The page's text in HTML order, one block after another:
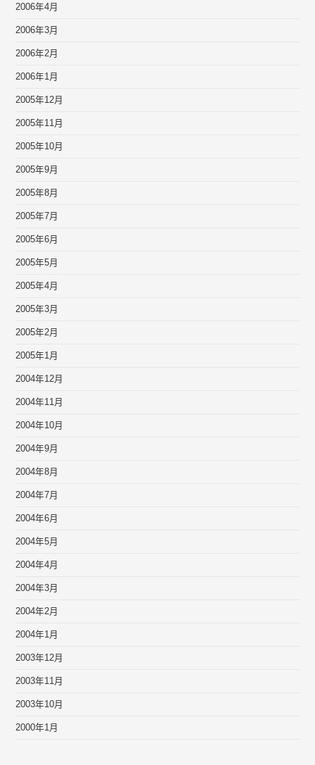
2006年4月
2006年3月
2006年2月
2006年1月
2005年12月
2005年11月
2005年10月
2005年9月
2005年8月
2005年7月
2005年6月
2005年5月
2005年4月
2005年3月
2005年2月
2005年1月
2004年12月
2004年11月
2004年10月
2004年9月
2004年8月
2004年7月
2004年6月
2004年5月
2004年4月
2004年3月
2004年2月
2004年1月
2003年12月
2003年11月
2003年10月
2000年1月